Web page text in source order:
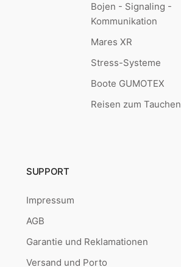
Bojen - Signaling -
Kommunikation
Mares XR
Stress-Systeme
Boote GUMOTEX
Reisen zum Tauchen
SUPPORT
Impressum
AGB
Garantie und Reklamationen
Versand und Porto